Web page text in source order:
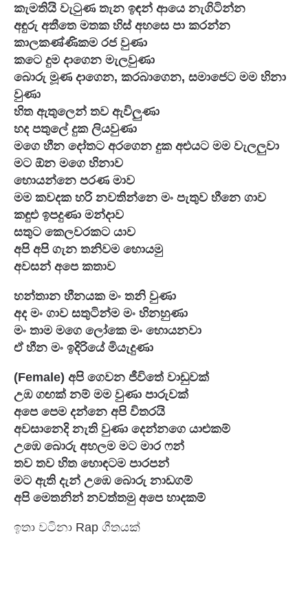
කැමතියි වැටුණ තැන ඉඳන් ආයෙ නැගිටින්න
අඳුරු අතීතෙ මතක හිස් අහසෙ පා කරන්න
කාලකණ්ණිකම රජ වුණා
කටෙ දුම දාගෙන මැලවුණා
බොරු මූණ දාගෙන, කරබාගෙන, සමාජෙට මම හිනා
වුණා
හිත ඇතුලෙන් තව ඇවිලුණා
හද පතුලේ දුක ලියවුණා
මගෙ හීන දෝතට අරගෙන දුක අළුයට මම වැලලුවා
මට ඕන මගෙ හිනාව
හොයන්නෙ පරණ මාව
මම කවදක හරි නවතින්නෙ මං පැතුව හීනෙ ගාව
කඳුළු ඉපදුණා මන්දාව
සතුට කෙලවරකට යාව
අපි අපි ගැන තනිවම හොයමු
අවසන් අපෙ කතාව
හන්තාන හීනයක මං තනි වුණා
අද මං ගාව සතුටින්ම මං හිනහුණා
මං තාම මගෙ ලෝකෙ මං හොයනවා
ඒ හීන මං ඉදිරියේ මියැදුණා
(Female) අපි ගෙවන ජීවිතේ වාඩුවක්
උඹ ගඟක් නම් මම වුණා පාරුවක්
අපෙ පෙම දන්නෙ අපි විතරයි
අවසානෙදි නැති වුණා දෙන්නගෙ යාළුකම්
උඹෙ බොරු අහලම මට මාර ෆන්
තව තව හිත හොඳටම පාරපන්
මට ඇති දැන් උඹෙ බොරු නාඩගම්
අපි මෙතනින් නවත්තමු අපෙ හාදකම්
ඉතා වටිනා Rap ගීතයක්